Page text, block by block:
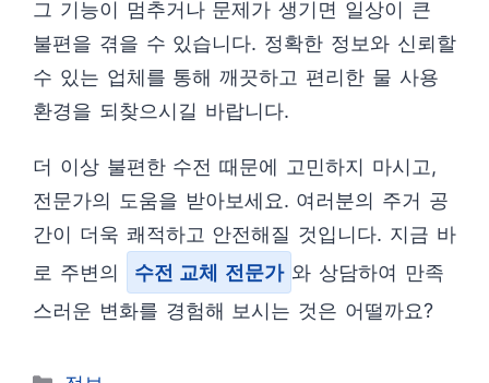
그 기능이 멈추거나 문제가 생기면 일상이 큰
불편을 겪을 수 있습니다. 정확한 정보와 신뢰할
수 있는 업체를 통해 깨끗하고 편리한 물 사용
환경을 되찾으시길 바랍니다.
더 이상 불편한 수전 때문에 고민하지 마시고,
전문가의 도움을 받아보세요. 여러분의 주거 공
간이 더욱 쾌적하고 안전해질 것입니다. 지금 바
로 주변의
수전 교체 전문가 와 상담하여 만족
스러운 변화를 경험해 보시는 것은 어떨까요?